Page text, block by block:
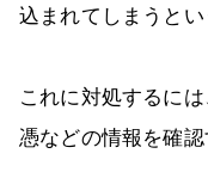
込まれてしまうとい
これに対処するに
憑などの情報を確認